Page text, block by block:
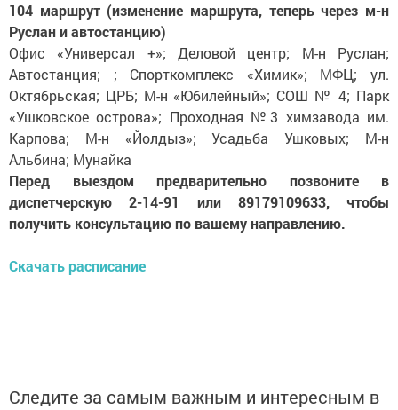
104 маршрут (изменение маршрута, теперь через м-н
Руслан и автостанцию)
Офис «Универсал +»; Деловой центр; М-н Руслан;
Автостанция; ; Спорткомплекс «Химик»; МФЦ; ул.
Октябрьская; ЦРБ; М-н «Юбилейный»; СОШ № 4; Парк
«Ушковское острова»; Проходная №3 химзавода им.
Карпова; М-н «Йолдыз»; Усадьба Ушковых; М-н
Альбина; Мунайка
Перед выездом предварительно позвоните в
диспетчерскую 2-14-91 или 89179109633, чтобы
получить консультацию по вашему направлению.
Скачать расписание
Следите за самым важным и интересным в